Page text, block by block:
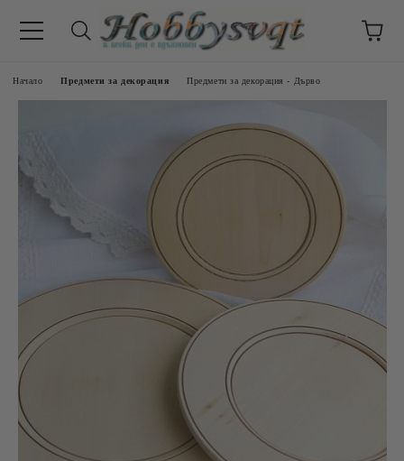
Начало Предмети за декорация Предмети за декорация - Дърво